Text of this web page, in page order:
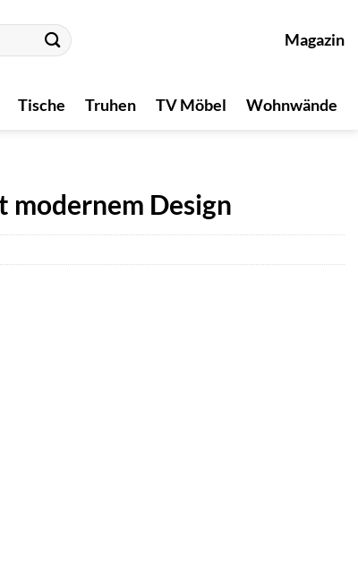
Magazin
Tische Truhen TV Möbel Wohnwände
modernem Design